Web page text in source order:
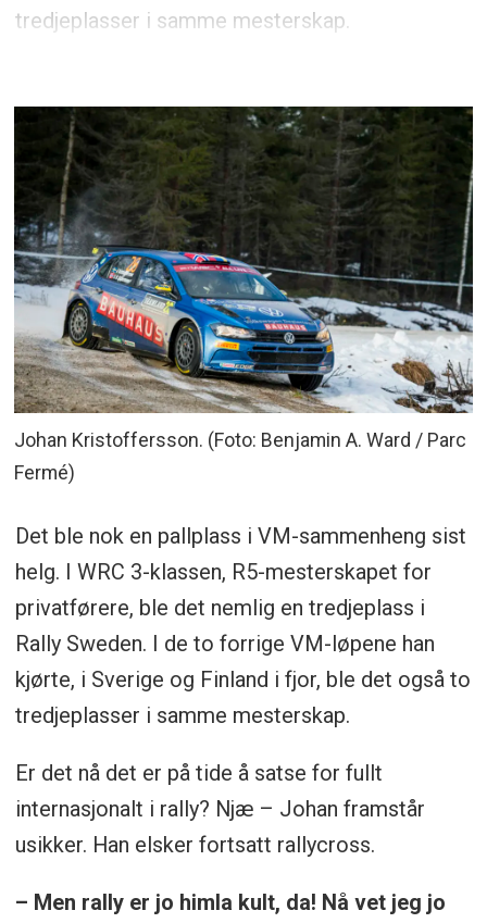
tredjeplasser i samme mesterskap.
Johan Kristoffersson. (Foto: Benjamin A. Ward / Parc
Fermé)
Det ble nok en pallplass i VM-sammenheng sist
helg. I WRC 3-klassen, R5-mesterskapet for
privatførere, ble det nemlig en tredjeplass i
Rally Sweden. I de to forrige VM-løpene han
kjørte, i Sverige og Finland i fjor, ble det også to
tredjeplasser i samme mesterskap.
Er det nå det er på tide å satse for fullt
internasjonalt i rally? Njæ – Johan framstår
usikker. Han elsker fortsatt rallycross.
– Men rally er jo himla kult, da! Nå vet jeg jo